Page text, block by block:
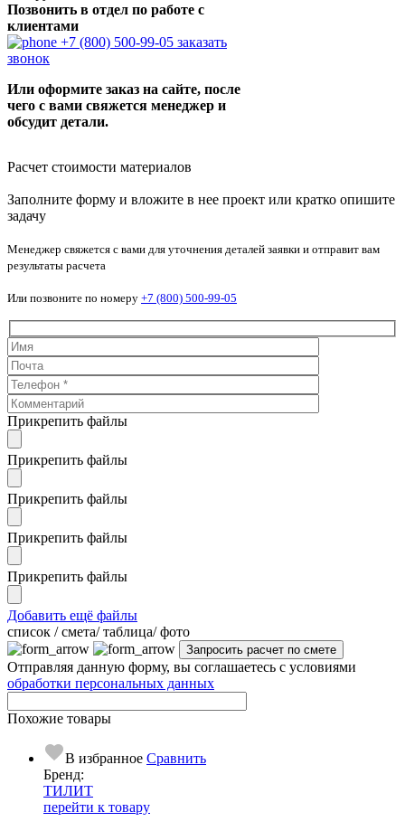
Позвонить в отдел по работе с
клиентами
+7 (800) 500-99-05 заказать
звонок
Или оформите заказ на сайте, после
чего с вами свяжется менеджер и
обсудит детали.
Расчет стоимости материалов
Заполните форму и вложите в нее проект или кратко опишите
задачу
Менеджер свяжется с вами для уточнения деталей заявки и отправит вам
результаты расчета
Или позвоните по номеру +7 (800) 500-99-05
Прикрепить файлы
Прикрепить файлы
Прикрепить файлы
Прикрепить файлы
Прикрепить файлы
Добавить ещё файлы
cписок / смета/ таблица/ фото
Отправляя данную форму, вы соглашаетесь с условиями
обработки персональных данных
Похожие товары
В избранное Сравнить
Бренд:
ТИЛИТ
перейти к товару